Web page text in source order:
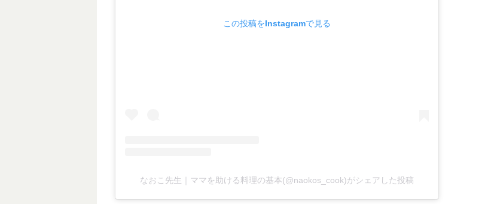
この投稿をInstagramで見る
なおこ先生｜ママを助ける料理の基本(@naokos_cook)がシェアした投稿